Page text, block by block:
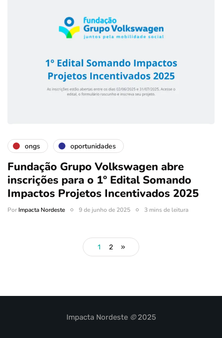
ongs oportunidades
Fundação Grupo Volkswagen abre
inscrições para o 1º Edital Somando
Impactos Projetos Incentivados 2025
PorImpacta Nordeste 9 de junho de 2025 3 mins de leitura
1 2 »
Impacta Nordeste ©2025